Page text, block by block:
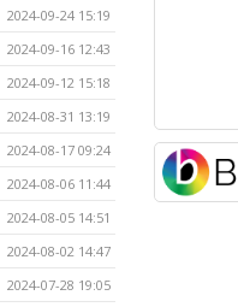
2024-09-24 15:19
2024-09-16 12:43
2024-09-12 15:18
2024-08-31 13:19
2024-08-17 09:24
2024-08-06 11:44
2024-08-05 14:51
2024-08-02 14:47
2024-07-28 19:05